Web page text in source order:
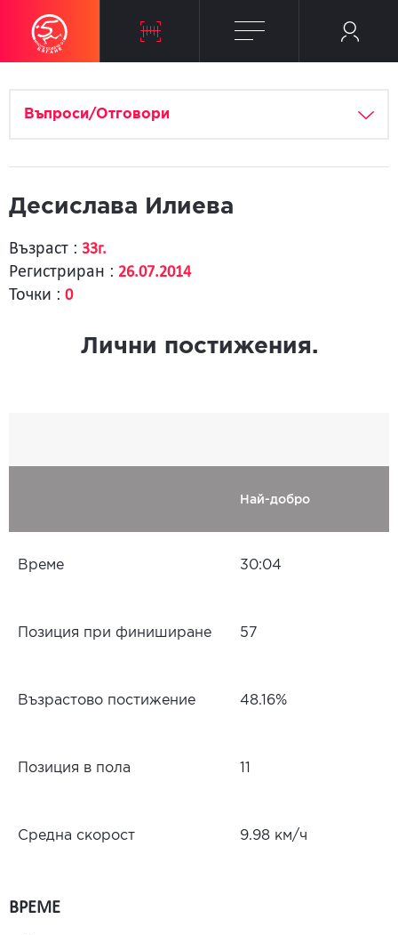
Въпроси/Отговори
Десислава Илиева
Възраст : 33г.
Регистриран : 26.07.2014
Точки : 0
Лични постижения.
Най-добро
Време 30:04
Позиция при финиширане 57
Възрастово постижение 48.16%
Позиция в пола
Средна скорост 9.98 км/ч
ВРЕМЕ